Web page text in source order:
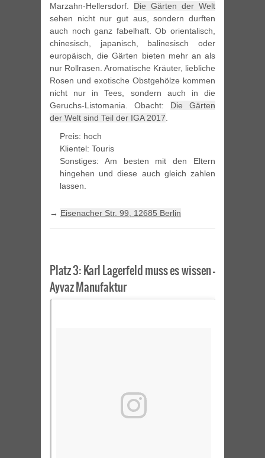
Marzahn-Hellersdorf. Die Gärten der Welt
sehen nicht nur gut aus, sondern durften
auch noch ganz fabelhaft. Ob orientalisch,
chinesisch, japanisch, balinesisch oder
europäisch, die Gärten bieten mehr an als
nur Rollrasen. Aromatische Kräuter, liebliche
Rosen und exotische Obstgehölze kommen
nicht nur in Tees, sondern auch in die
Geruchs-Listomania. Obacht: Die Gärten
der Welt sind Teil der IGA 2017
Preis: hoch
Klientel: Touris
Sonstiges: Am besten mit den Eltern
hingehen und diese auch gleich zahlen
lassen.
→ Eisenacher Str. 99, 12685 Berlin
Platz 3: Karl Lagerfeld muss es wissen –
Ayvaz Manufaktur